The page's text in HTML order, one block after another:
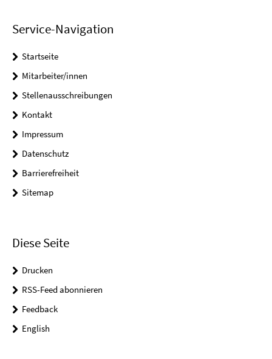
Service-Navigation
Startseite
Mitarbeiter/innen
Stellenausschreibungen
Kontakt
Impressum
Datenschutz
Barrierefreiheit
Sitemap
Diese Seite
Drucken
RSS-Feed abonnieren
Feedback
English